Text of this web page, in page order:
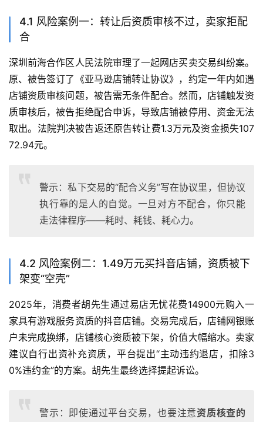
4.1 风险案例一：转让后资质审核不过，卖家拒配
合
深圳前海合作区人民法院审理了一起网店买卖交易纠纷案。
原、被告签订了《亚马逊店铺转让协议》，约定一年内如遇
店铺资质审核问题，被告需无条件配合。然而，店铺触发资
质审核后，被告拒绝配合申诉，导致店铺被停用、资金无法
取出。法院判决被告返还原告转让费1.3万元及资金损失107
72.94元。
警示：私下交易的“配合义务”写在协议里，但协议
执行靠的是人的自觉。一旦对方不配合，你只能
走法律程序——耗时、耗钱、耗心力。
4.2 风险案例二：1.49万元买抖音店铺，资质被下
架变“空壳”
2025年，消费者胡先生通过易店无忧花费14900元购入一
家具有游戏服务资质的抖音店铺。交易完成后，店铺网银账
户未完成换绑，店铺核心资质被下架，价值大幅缩水。卖家
建议自行出资补充资质，平台提出“主动违约退店，扣除3
0%违约金”的方案。胡先生最终选择提起诉讼。
警示：即使通过平台交易，也要注意资质核查的